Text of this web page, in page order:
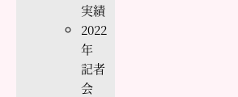
実績
2022
年
記者
会